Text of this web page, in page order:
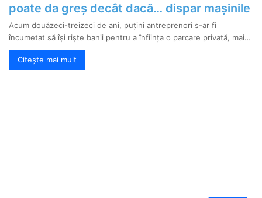
poate da greș decât dacă… dispar mașinile
Acum douăzeci-treizeci de ani, puțini antreprenori s-ar fi
încumetat să își riște banii pentru a înființa o parcare privată, mai…
Citește mai mult